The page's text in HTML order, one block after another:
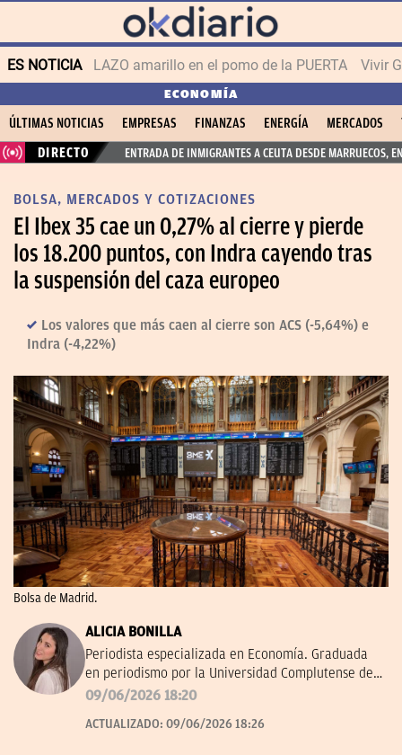
ES NOTICIA LAZO amarillo en el pomo de la PUERTA Vivir
ECONOMÍA
ÚLTIMAS NOTICIAS EMPRESAS FINANZAS ENERGÍA MERCADOS
DIRECTO
ENTRADA DE INMIGRANTES A CEUTA DESDE MARRUECOS,
BOLSA, MERCADOS Y COTIZACIONES
El Ibex 35 cae un 0,27% al cierre y pierde
los 18.200 puntos, con Indra cayendo tras
la suspensión del caza europeo
Los valores que más caen al cierre son ACS (-5,64%) e
Indra (-4,22%)
Bolsa de Madrid.
ALICIA BONILLA
Periodista especializada en Economía. Graduada
en periodismo por la Universidad Complutense de
Madrid.
09/06/2026 18:20
ACTUALIZADO: 09/06/2026 18:26